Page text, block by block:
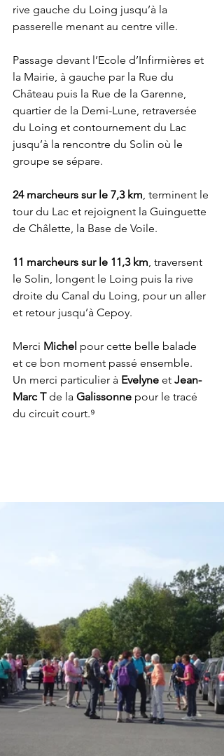
rive gauche du Loing jusqu’à la
passerelle menant au centre ville.
Passage devant l’Ecole d’Infirmières et
la Mairie, à gauche par la Rue du
Château puis la Rue de la Garenne,
quartier de la Demi-Lune, retraversée
du Loing et contournement du Lac
jusqu’à la rencontre du Solin où le
groupe se sépare.
24 marcheurs sur le 7,3 km , terminent le
tour du Lac et rejoignent la Guinguette
de Châlette, la Base de Voile.
11 marcheurs sur le 11,3 km , traversent
le Solin, longent le Loing puis la rive
droite du Canal du Loing, pour un aller
et retour jusqu’à Cepoy.
Merci Michel pour cette belle balade
et ce bon moment passé ensemble.
Un merci particulier à Evelyne et Jean-
Marc T de la Galissonne pour le tracé
du circuit court.⁹